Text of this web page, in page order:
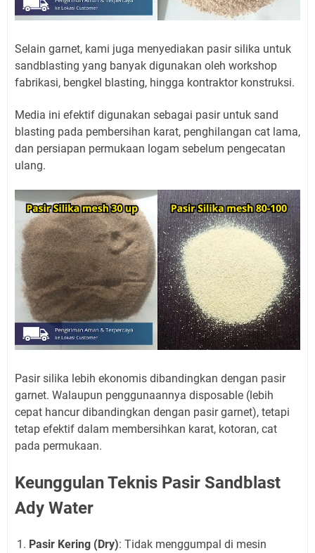
Selain garnet, kami juga menyediakan pasir silika untuk
sandblasting yang banyak digunakan oleh workshop
fabrikasi, bengkel blasting, hingga kontraktor konstruksi.
Media ini efektif digunakan sebagai pasir untuk sand
blasting pada pembersihan karat, penghilangan cat lama,
dan persiapan permukaan logam sebelum pengecatan
ulang.
Pasir silika lebih ekonomis dibandingkan dengan pasir
garnet. Walaupun penggunaannya disposable (lebih
cepat hancur dibandingkan dengan pasir garnet), tetapi
tetap efektif dalam membersihkan karat, kotoran, cat
pada permukaan.
Keunggulan Teknis Pasir Sandblast
Ady Water
Pasir Kering (Dry): Tidak menggumpal di mesin